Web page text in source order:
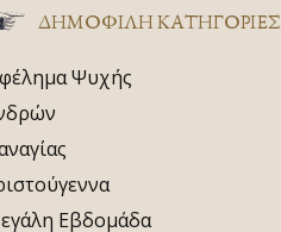
ΔΗΜΟΦΙΛΗ ΚΑΤΗΓΟΡΙΕΣ
Ψυχής
Εβδομάδα